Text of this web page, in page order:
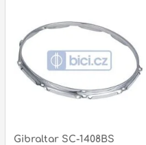
Gibraltar SC-1408BS